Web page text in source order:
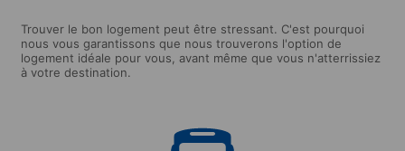
Trouver le bon logement peut être stressant. C'est pourquoi
nous vous garantissons que nous trouverons l'option de
logement idéale pour vous, avant même que vous n'atterrissiez
à votre destination.